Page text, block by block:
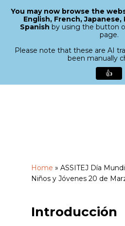
Home » ASSITEJ Día
Niños y Jóvenes 20 de
Introducción
You may now browse the
English, French, Japanese,
Spanish by using the button
page.
Please note that these are AI
been manually
👍